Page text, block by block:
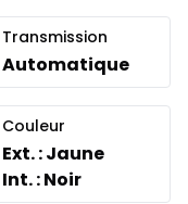
Transmission
Automatique
Couleur
Ext. : Jaune
Int. : Noir